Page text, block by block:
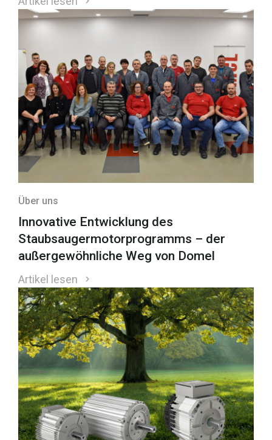
recognition for the innovative achievements of
Slovenian companies and promote innovation in
Über uns
Innovative Entwicklung des
Staubsaugermotorprogramms – der
außergewöhnliche Weg von Domel
Artikel lesen